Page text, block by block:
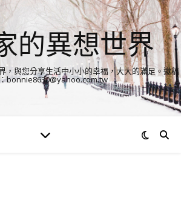
的異想世界
，與您分享生活中小小的幸福，大大的滿足。邀稿
bonnie8630@yahoo.com.tw